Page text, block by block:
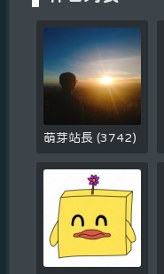
萌芽站長(3742)